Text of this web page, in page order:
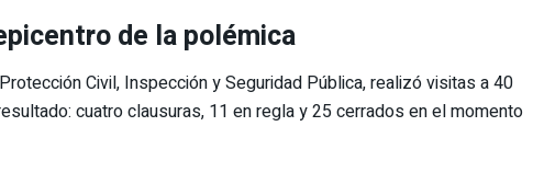
de la polémica
Civil, Inspección y Seguridad Pública, realizó visitas a 40
cuatro clausuras, 11 en regla y 25 cerrados en el momento